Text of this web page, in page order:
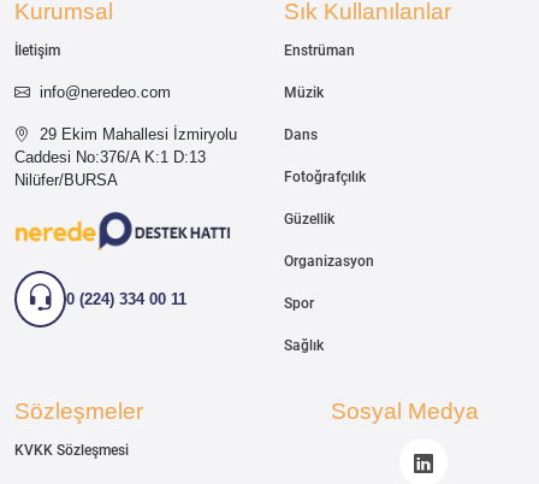
Kurumsal
İletişim
info@neredeo.com
29 Ekim Mahallesi İzmiryolu
Caddesi No:376/A K:1 D:13
Nilüfer/BURSA
0 (224) 334 00 11
Sık Kullanılanlar
Enstrüman
Müzik
Dans
Fotoğrafçılık
Güzellik
Organizasyon
Spor
Sağlık
Sözleşmeler
KVKK Sözleşmesi
Sosyal Medya